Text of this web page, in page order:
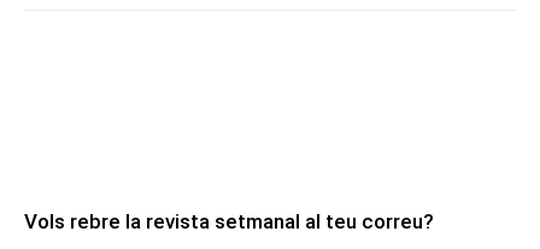
Vols rebre la revista setmanal al teu correu?